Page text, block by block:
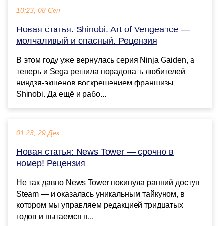
10:23, 08 Сен
Новая статья: Shinobi: Art of Vengeance —
молчаливый и опасный. Рецензия
В этом году уже вернулась серия Ninja Gaiden, а
теперь и Sega решила порадовать любителей
ниндзя-экшенов воскрешением франшизы
Shinobi. Да ещё и рабо...
01:23, 29 Дек
Новая статья: News Tower — срочно в
номер! Рецензия
Не так давно News Tower покинула ранний доступ
Steam — и оказалась уникальным тайкуном, в
котором мы управляем редакцией тридцатых
годов и пытаемся п...